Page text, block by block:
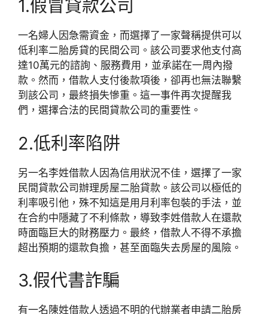
1.假冒貸款公司
一名婦人因急需資金，而選擇了一家聲稱提供可以
低利率二胎房貸的民間公司。該公司要求他支付高
達10萬元的諮詢、服務費用，並承諾在一周內撥
款。然而，借款人支付後款項後，卻再也無法聯繫
到該公司，最終損失慘重。這一事件再次提醒我
們，選擇合法的民間貸款公司的重要性。
2.低利率陷阱
另一名李姓借款人因為信用狀況不佳，選擇了一家
民間貸款公司辦理房屋二胎貸款。該公司以極低的
利率吸引他，殊不知這是用月利率包裝的手法，並
在合約中隱藏了不利條款，導致李姓借款人在還款
時面臨巨大的財務壓力。最終，借款人不得不承擔
超出預期的還款負擔，甚至面臨失去房屋的風險。
3.假代書詐騙
有一名陳姓借款人透過不明的代辦業者申請二胎房